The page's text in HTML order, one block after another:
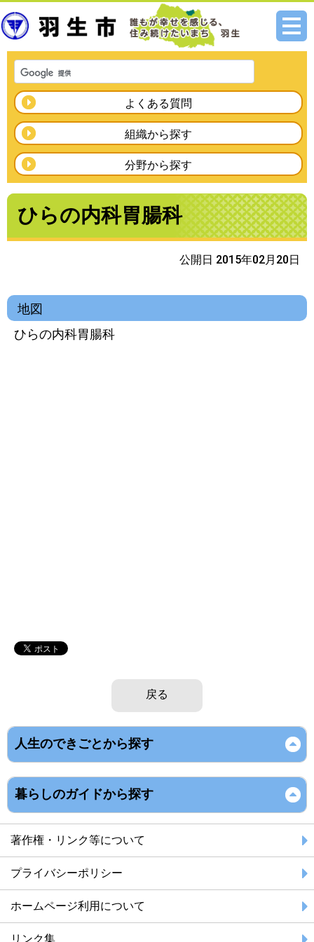
メニ
よくある質問
組織から探す
分野から探す
ひらの内科胃腸科
公開日 2015年02月20日
地図
ひらの内科胃腸科
戻る
人生のできごとから探す
暮らしのガイドから探す
著作権・リンク等について
プライバシーポリシー
ホームページ利用について
リンク集